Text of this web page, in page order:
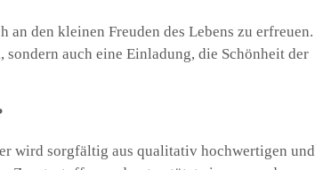
den kleinen Freuden des Lebens zu erfreuen.
auch eine Einladung, die Schönheit der
wird sorgfältig aus qualitativ hochwertigen und